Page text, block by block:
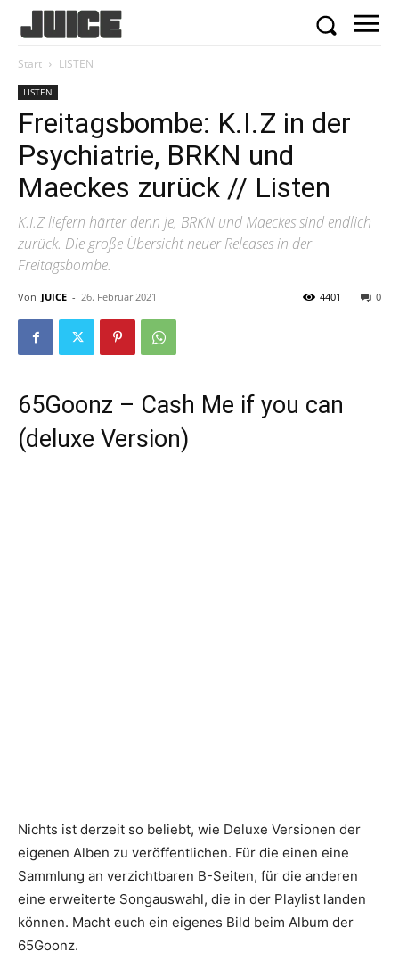
Start LISTEN
LISTEN
Freitagsbombe: K.I.Z in der
Psychiatrie, BRKN und
Maeckes zurück // Listen
K.I.Z liefern härter denn je, BRKN und Maeckes sind endlich
zurück. Die große Übersicht neuer Releases in der
Freitagsbombe.
Von JUICE - 26. Februar 2021 0
4401
65Goonz – Cash Me if you can
(deluxe Version)
Nichts ist derzeit so beliebt, wie Deluxe Versionen der
eigenen Alben zu veröffentlichen. Für die einen eine
Sammlung an verzichtbaren B-Seiten, für die anderen
eine erweiterte Songauswahl, die in der Playlist landen
können. Macht euch ein eigenes Bild beim Album der
65Goonz.